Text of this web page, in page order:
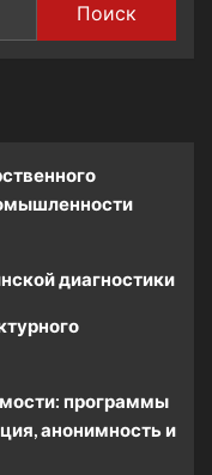
Поиск
диагностики
программы
анонимность и